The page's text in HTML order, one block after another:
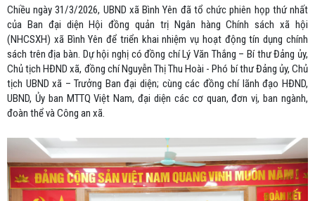
Chiều ngày 31/3/2026, UBND xã Bình Yên đã tổ chức phiên họp thứ nhất
của Ban đại diện Hội đồng quản trị Ngân hàng Chính sách xã hội
(NHCSXH) xã Bình Yên để triển khai nhiệm vụ hoạt động tín dụng chính
sách trên địa bàn. Dự hội nghị có đồng chí Lý Văn Thắng – Bí thư Đảng ủy,
Chủ tịch HĐND xã, đồng chí Nguyễn Thị Thu Hoài - Phó bí thư Đảng ủy, Chủ
tịch UBND xã – Trưởng Ban đại diện; cùng các đồng chí lãnh đạo HĐND,
UBND, Ủy ban MTTQ Việt Nam, đại diện các cơ quan, đơn vị, ban ngành,
đoàn thể và Công an xã.